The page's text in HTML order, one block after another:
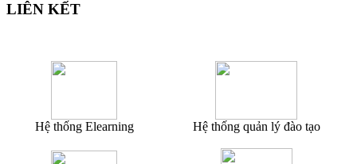
LIÊN KẾT
Hệ thống Elearning Hệ thống quản lý đào tạo